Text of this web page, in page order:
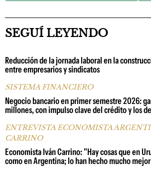
SEGUÍ LEYENDO
Reducción de la jornada laboral en la
entre empresarios y sindicatos
SISTEMA FINANCIERO
Negocio bancario en primer semestre 2026:
millones, con impulso clave del crédito y los
ENTREVISTA ECONOMISTA
CARRINO
Economista Iván Carrino: "Hay cosas que en
como en Argentina; lo han hecho mucho